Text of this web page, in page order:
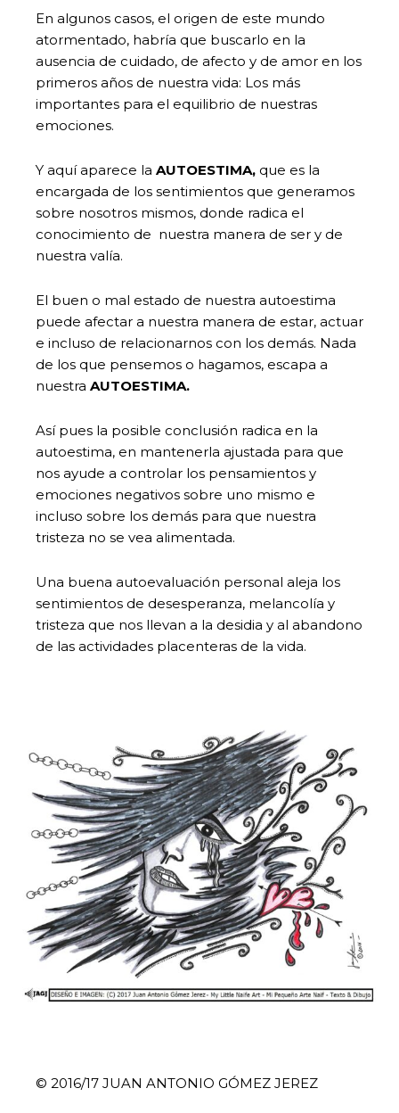
En algunos casos, el origen de este mundo
atormentado, habría que buscarlo en la
ausencia de cuidado, de afecto y de amor en los
primeros años de nuestra vida: Los más
importantes para el equilibrio de nuestras
emociones.
Y aquí aparece la AUTOESTIMA, que es la
encargada de los sentimientos que generamos
sobre nosotros mismos, donde radica el
conocimiento de nuestra manera de ser y de
nuestra valía.
El buen o mal estado de nuestra autoestima
puede afectar a nuestra manera de estar, actuar
e incluso de relacionarnos con los demás. Nada
de los que pensemos o hagamos, escapa a
nuestra AUTOESTIMA.
Así pues la posible conclusión radica en la
autoestima, en mantenerla ajustada para que
nos ayude a controlar los pensamientos y
emociones negativos sobre uno mismo e
incluso sobre los demás para que nuestra
tristeza no se vea alimentada.
Una buena autoevaluación personal aleja los
sentimientos de desesperanza, melancolía y
tristeza que nos llevan a la desidia y al abandono
de las actividades placenteras de la vida.
© 2016/17 JUAN ANTONIO GÓMEZ JEREZ